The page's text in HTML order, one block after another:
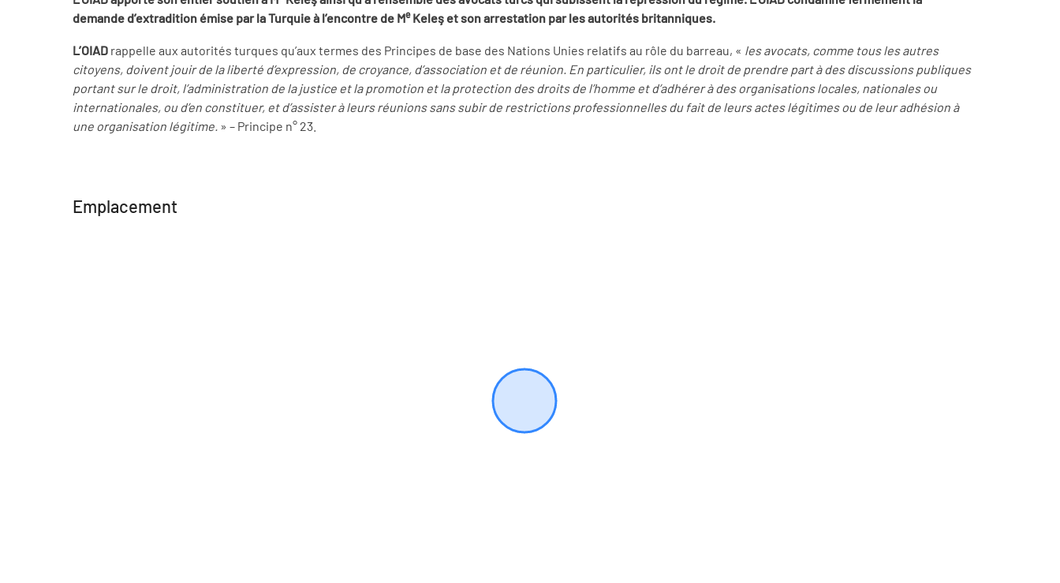
demande d’extradition émise par la Turquie à l’encontre de MeKeleş et son arrestation par les autorités britanniques.
L’OIAD rappelle aux autorités turques qu’aux termes des Principes de base des Nations Unies relatifs au rôle du barreau, « les avocats, comme tous les autres
citoyens, doivent jouir de la liberté d’expression, de croyance, d’association et de réunion. En particulier, ils ont le droit de prendre part à des discussions publiques
portant sur le droit, l’administration de la justice et la promotion et la protection des droits de l’homme et d’adhérer à des organisations locales, nationales ou
internationales, ou d’en constituer, et d’assister à leurs réunions sans subir de restrictions professionnelles du fait de leurs actes légitimes ou de leur adhésion à
une organisation légitime. » – Principe n° 23.
Emplacement